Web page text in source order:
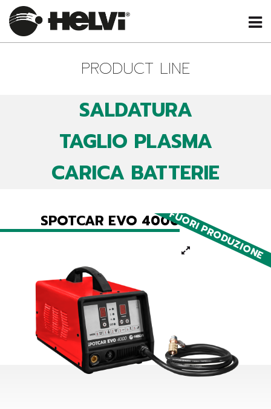
PRODUCT LINE
SALDATURA
TAGLIO PLASMA
CARICA BATTERIE
FUORI PRODUZIONE
SPOTCAR EVO 4000